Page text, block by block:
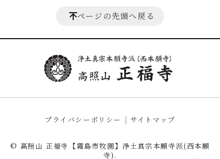
ページの先頭へ戻る
プライバシーポリシー サイトマップ
© 高照山 正福寺【霧島市牧園】浄土真宗本願寺派(西本願
寺).